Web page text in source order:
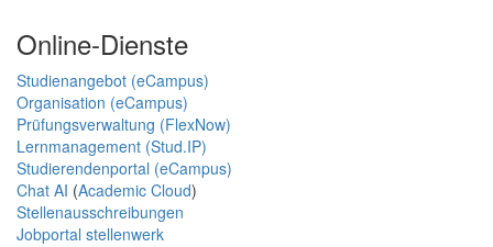
Online-Dienste
Studienangebot (eCampus)
Organisation (eCampus)
Prüfungsverwaltung (FlexNow)
Lernmanagement (Stud.IP)
Studierendenportal (eCampus)
Chat AI (Academic Cloud)
Stellenausschreibungen
Jobportal stellenwerk